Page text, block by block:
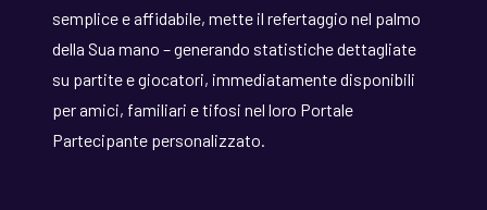
semplice e affidabile, mette il refertaggio nel palmo
della Sua mano – generando statistiche dettagliate
su partite e giocatori, immediatamente disponibili
per amici, familiari e tifosi nel loro Portale
Partecipante personalizzato.